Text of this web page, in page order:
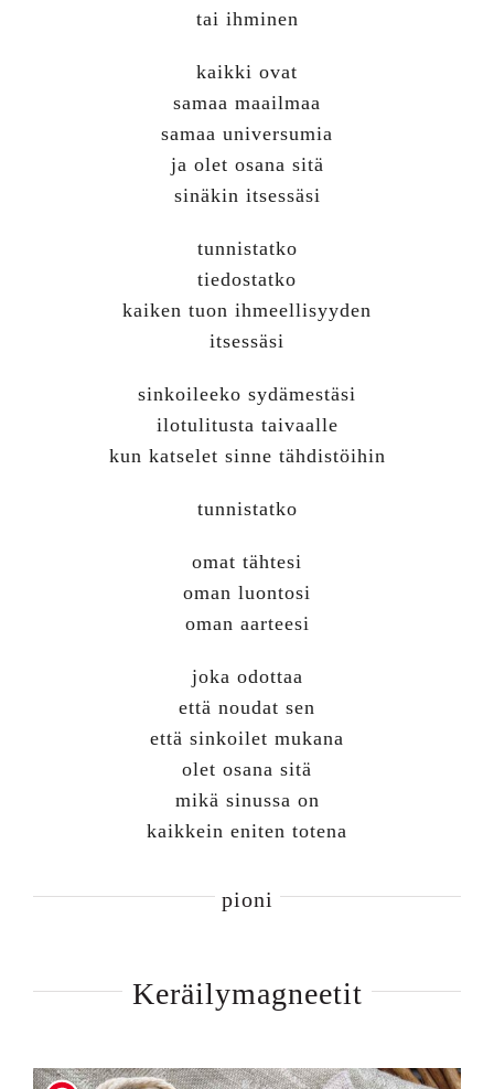
tai ihminen
kaikki ovat
samaa maailmaa
samaa universumia
ja olet osana sitä
sinäkin itsessäsi
tunnistatko
tiedostatko
kaiken tuon ihmeellisyyden
itsessäsi
sinkoileeko sydämestäsi
ilotulitusta taivaalle
kun katselet sinne tähdistöihin
tunnistatko
omat tähtesi
oman luontosi
oman aarteesi
joka odottaa
että noudat sen
että sinkoilet mukana
olet osana sitä
mikä sinussa on
kaikkein eniten totena
pioni
Keräilymagneetit